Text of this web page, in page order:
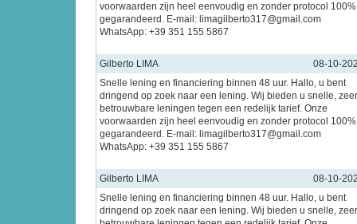
voorwaarden zijn heel eenvoudig en zonder protocol 100%
gegarandeerd. E-mail: limagilberto317@gmail.com
WhatsApp: +39 351 155 5867
Gilberto LIMA
08-10-
Snelle lening en financiering binnen 48 uur. Hallo, u bent
dringend op zoek naar een lening. Wij bieden u snelle, zeer
betrouwbare leningen tegen een redelijk tarief. Onze
voorwaarden zijn heel eenvoudig en zonder protocol 100%
gegarandeerd. E-mail: limagilberto317@gmail.com
WhatsApp: +39 351 155 5867
Gilberto LIMA
08-10-
Snelle lening en financiering binnen 48 uur. Hallo, u bent
dringend op zoek naar een lening. Wij bieden u snelle, zeer